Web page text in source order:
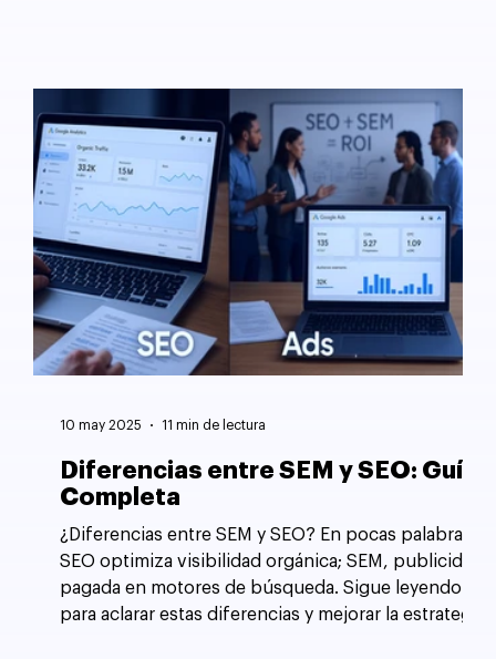
Diferencias entre SEM y SEO: Guía
Completa
¿Diferencias entre SEM y SEO? En pocas palabras,
SEO optimiza visibilidad orgánica; SEM, publicidad
pagada en motores de búsqueda. Sigue leyendo
para aclarar estas diferencias y mejorar la estrategia
10 may 2025 11 min de lectura